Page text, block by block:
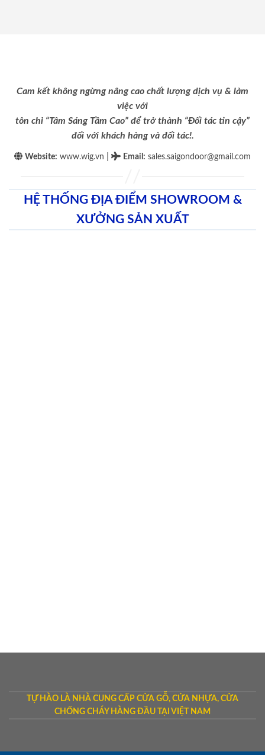
Cam kết không ngừng nâng cao chất lượng dịch vụ & làm
việc với
tôn chỉ “Tâm Sáng Tầm Cao” để trở thành “Đối tác tin cậy”
đối với khách hàng và đối tác!.
Website: www.wig.vn Email : sales.saigondoor@gmail.com
HỆ THỐNG ĐỊA ĐIỂM SHOWROOM &
XƯỞNG SẢN XUẤT
TỰ HÀO LÀ NHÀ CUNG CẤP CỬA GỖ, CỬA NHỰA, CỬA
CHỐNG CHÁY HÀNG ĐẦU TẠI VIỆT NAM